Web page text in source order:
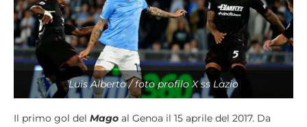
Luis Alberto / foto profilo X ss Lazio
Il primo gol del Mago al Genoa il 15 aprile del 2017. Da